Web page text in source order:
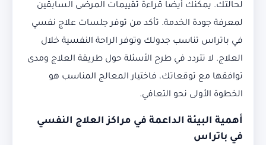
لحالتك. يمكنك أيضًا قراءة تقييمات المرضى السابقين
لمعرفة جودة الخدمة. تأكد من توفر جلسات علاج نفسي
في باتراس تناسب جدولك وتوفر الراحة النفسية خلال
العلاج. لا تتردد في طرح الأسئلة حول طريقة العلاج ومدى
توافقها مع توقعاتك، فاختيار المعالج المناسب هو
الخطوة الأولى نحو التعافي.
أهمية البيئة الداعمة في مراكز العلاج النفسي
في باتراس